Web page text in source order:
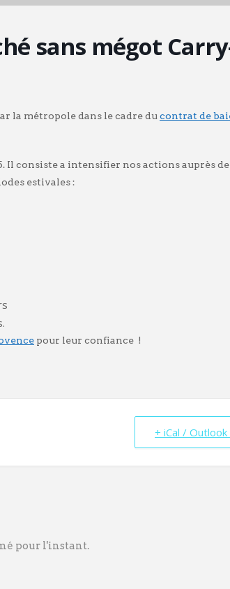
sans mégot
la métropole dans le cadre du contrat de
Il consiste a intensifier nos actions auprès
estivales :
pour leur confiance !
+ iCal /
pour l'instant.